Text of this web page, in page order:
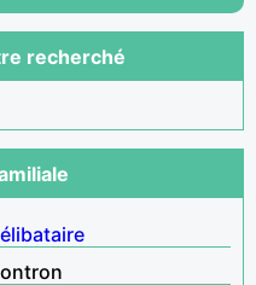
recherché